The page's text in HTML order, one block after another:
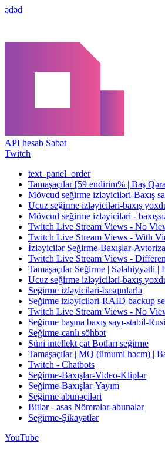
ədəd
API hesab Səbət
Twitch
text_panel_order
Tamaşaçılar [59 endirim% | Baş
Mövcud seğirme izləyiciləri-Baxış
Ucuz seğirme izləyiciləri-baxış
Mövcud seğirme izləyiciləri -
Twitch Live Stream Views - No
Twitch Live Stream Views - With
İzləyicilər Seğirme-Baxışlar-
Twitch Live Stream Views -
Tamaşaçılar Seğirme | Səlahiyyətli |
Ucuz seğirme izləyiciləri-baxış
Seğirme izləyiciləri-basqınlarla
Seğirme izləyiciləri-RAID backup
Twitch Live Stream Views - No
Seğirme başına baxış sayı-stabil-
Seğirme-canlı söhbət
Süni intellekt çat Botları seğirme
Tamaşaçılar | MQ (ümumi həcm) |
Twitch - Chatbots
Seğirme-Baxışlar-Video-Kliplər
Seğirme-Baxışlar-Yayım
Seğirme abunəçiləri
Bitlər - əsas Nömrələr-abunələr
Seğirme-Şikayətlər
YouTube